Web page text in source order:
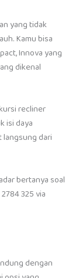
yang tidak
Kamu bisa
Innova yang
dikenal
recliner
isi daya
dari
bertanya soal
325 via
dengan